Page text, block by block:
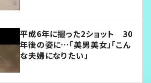
平成6年に撮った2ショット 30
年後の姿に…「美男美女」「こん
な夫婦になりたい」